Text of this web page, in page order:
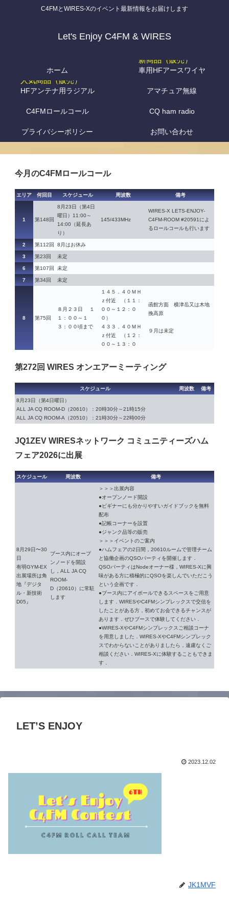
C4FMとWIRES-Xのイベント最新情報をお届けします
Let's Enjoy C4FM & WIRES
ホーム 車用HFアースワイヤ
HFアンテナ用ラジアル アマチュア無線
C4FMロールコール CQ ham radio
プライバシーポリシー お問い合わせ
今月のC4FMロールコール
エリア 何回目 スケジュール 周波数 備考
1 第148回
8月23日（第4日
曜日）11:00～
14:00（延長あ
り）
145/433MHz
WIRES-X LETS-ENJOY-
C4FM-ROOM #20591によ
るロールコールも行います
2 第112回 8月はお休み
3 第23回 未定
6 第107回 未定
7 第34回 未定
8 第75回
８月２３日 １
１：００～１
３：００頃まで
１４５．４０ＭＨ
ｚ付近 （１１：
００～１２：０
０）
４３３．４０ＭＨ
ｚ付近 （１２：
００～１３：０
函館方面 横津岳又は木地
挽高原
９月は未定
第272回 WIRES オンエアーミーティング
スケジュール 周波数 備考
8月23日（第4日曜日）
ALL JA CQ ROOM-D（20610）：20時30分～21時15分
ALL JA CQ ROOM-A（20510）：21時30分～22時00分
JQ1ZEV WIRESネットワーク コミュニティーズハム
フェア2026に出展
スケジュール 周波数 備考
8月29日〜30
日
有明GYM-EX
出展場所は角
地『デジタ
ル・新技術
D05』
ブース内にオープ
ンノードを開設
し，ALL JA CQ
ROOM-
D（20610）に常駐
します
＞＞＞出展内容
●オープンノード開設
●ビギナーにも分かりやすいガイドブックを無料
配布
●記帳コーナーを設置
●ジャンク品等の販売
＞＞＞イベントのご案内
●ハムフェアの2日間，20610ルームで管理チーム
と協働企画のQSOパーティを開催します．
QSOパーティはNodeオーナー様，WIRES-Xに興
味がある方に積極的にQSOを楽しんでいただこう
という企画です．
●ブース内にアイボールできるスペースをご用意
します．WIRESやC4FMシンプレックスで交信を
したことがある方，初めてお会できるチャンスが
あります．ぜひブースで体験してください．
●WIRES-XやC4FMシンプレックスご相談コーナ
を用意しました．WIRES-XやC4FMシンプレック
スでわからないことがありましたら，遠慮なくご
相談ください．WIRES-Xに体験することもできま
す．
LET’S ENJOY
2023.12.02
JK1MVF